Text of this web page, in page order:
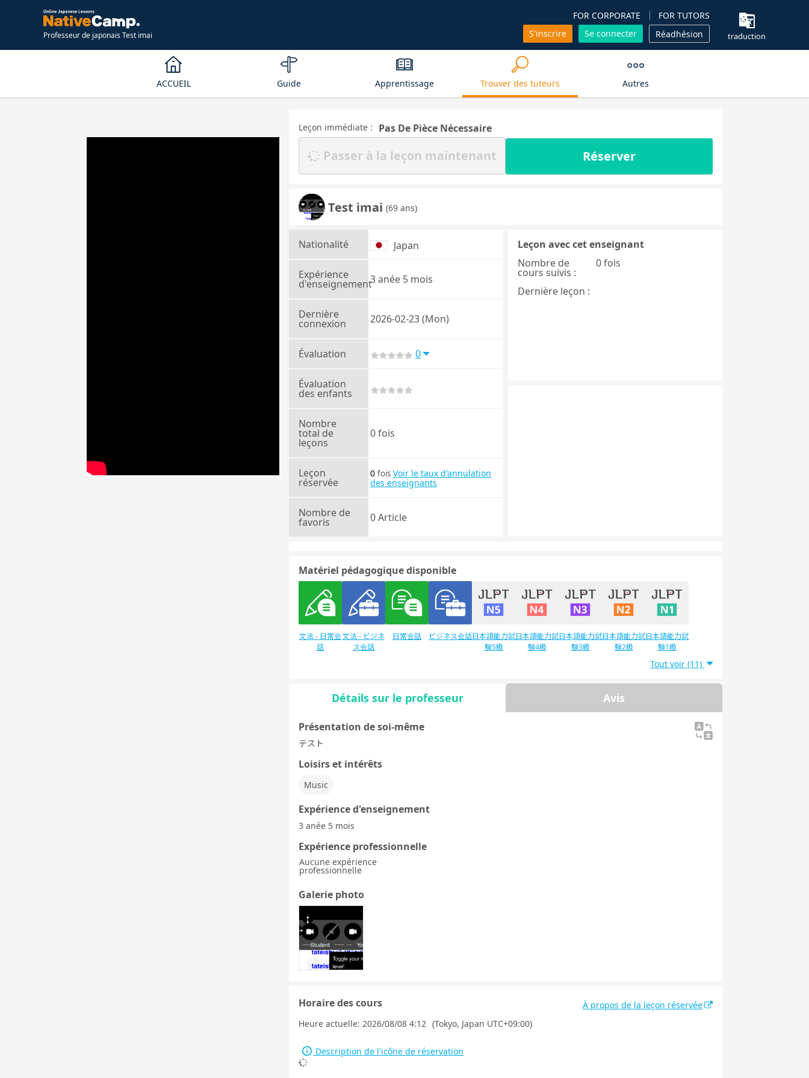
Professeur de japonais Test imai
FOR CORPORATE
FOR TUTORS
S'inscrire
Se connecter Réadhésion traduction
ACCUEIL Guide Apprentissage Trouver des tuteurs Autres
Leçon immédiate : Pas De Pièce Nécessaire
Passer à la leçon maintenant Réserver
Test imai (69 ans)
Nationalité Japan
Expérience
d'enseignement3 anée 5 mois
Dernière
connexion 2026-02-23 (Mon)
Évaluation 0
Évaluation
des enfants
Nombre
total de
leçons
0 fois
Leçon
réservée
0 fois Voir le taux d'annulation
des enseignants
Nombre de
favoris 0 Article
Leçon avec cet enseignant
Nombre de
cours suivis :
0 fois
Dernière leçon :
Matériel pédagogique disponible
文法 - 日常会
話
文法 - ビジネ
ス会話
日常会話 ビジネス会話日本語能力試
験5級
日本語能力試
験4級
日本語能力試
験3級
日本語能力試
験2級
日本語能力試
験1級
Tout voir (11)
Détails sur le professeur Avis
Présentation de soi-même
テスト
Loisirs et intérêts
Music
Expérience d'enseignement
3 anée 5 mois
Expérience professionnelle
Aucune expérience
professionnelle
Galerie photo
Horaire des cours
À propos de la leçon réservée
Heure actuelle: 2026/08/08 4:12 (Tokyo, Japan UTC+09:00)
Description de l'icône de réservation